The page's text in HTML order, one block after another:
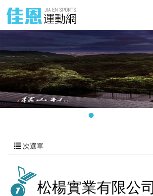
次選單
松楊實業有限公司